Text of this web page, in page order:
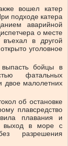
вошел катер
подходе катера
аварийной
о месте
в другой
уголовное
бойцы в
фатальных
двое малолетних
об остановке
плавсредство
плавания и
выход в море с
разрешения